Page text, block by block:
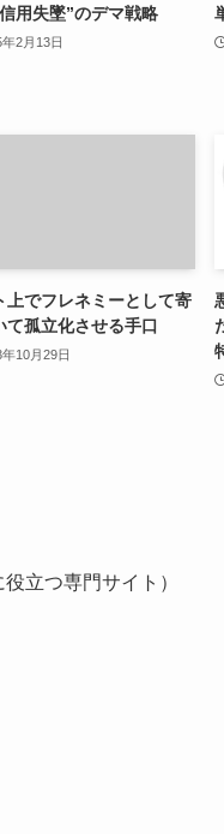
用失墜”のデマ戦略
2月13日
上でフレネミーとして寄
て孤立化させる手口
10月29日
立つ専門サイト）